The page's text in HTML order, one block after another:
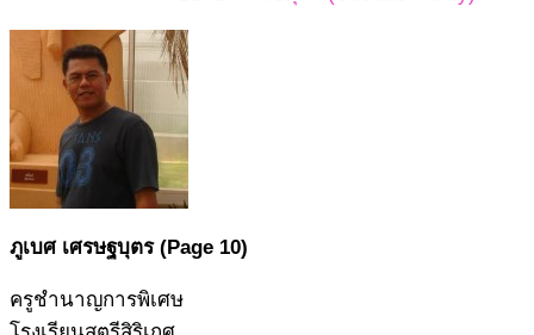
ภูเบศ เศรษฐบุตร (Page 10)
ครูชำนาญการพิเศษ